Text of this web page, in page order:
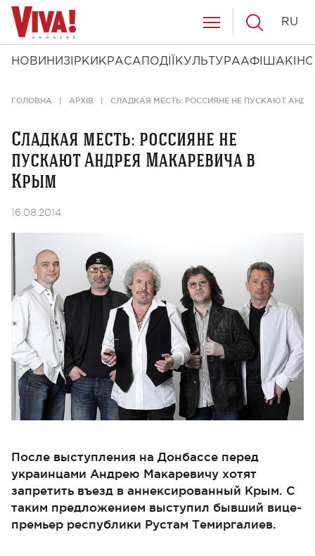
НОВИНИ ЗІРКИ КРАСА ПОДІЇ КУЛЬТУРААФІША КІНО
RU
ГОЛОВНА АРХІВ СЛАДКАЯ МЕСТЬ: РОССИЯНЕ НЕ ПУСКАЮТ
Сладкая месть: россияне не
пускают Андрея Макаревича в
Крым
16.08.2014
После выступления на Донбассе перед
украинцами Андрею Макаревичу хотят
запретить въезд в аннексированный Крым. С
таким предложением выступил бывший вице-
премьер республики Рустам Темиргалиев.